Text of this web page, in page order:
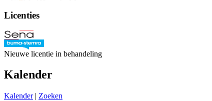
Licenties
Nieuwe licentie in behandeling
Kalender
Kalender | Zoeken